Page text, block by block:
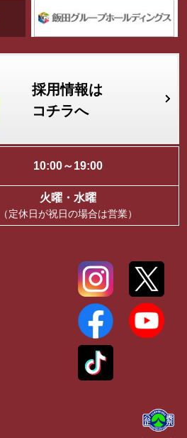
採用情報は
コチラへ
10:00～19:00
火曜・水曜
（定休日が祝日の場合は営業）